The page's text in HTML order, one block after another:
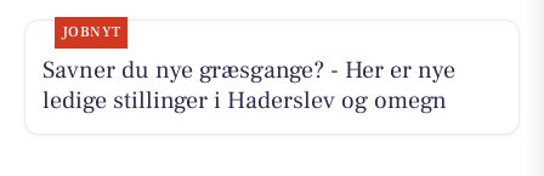
JOBNYT
Savner du nye græsgange? - Her er nye
ledige stillinger i Haderslev og omegn